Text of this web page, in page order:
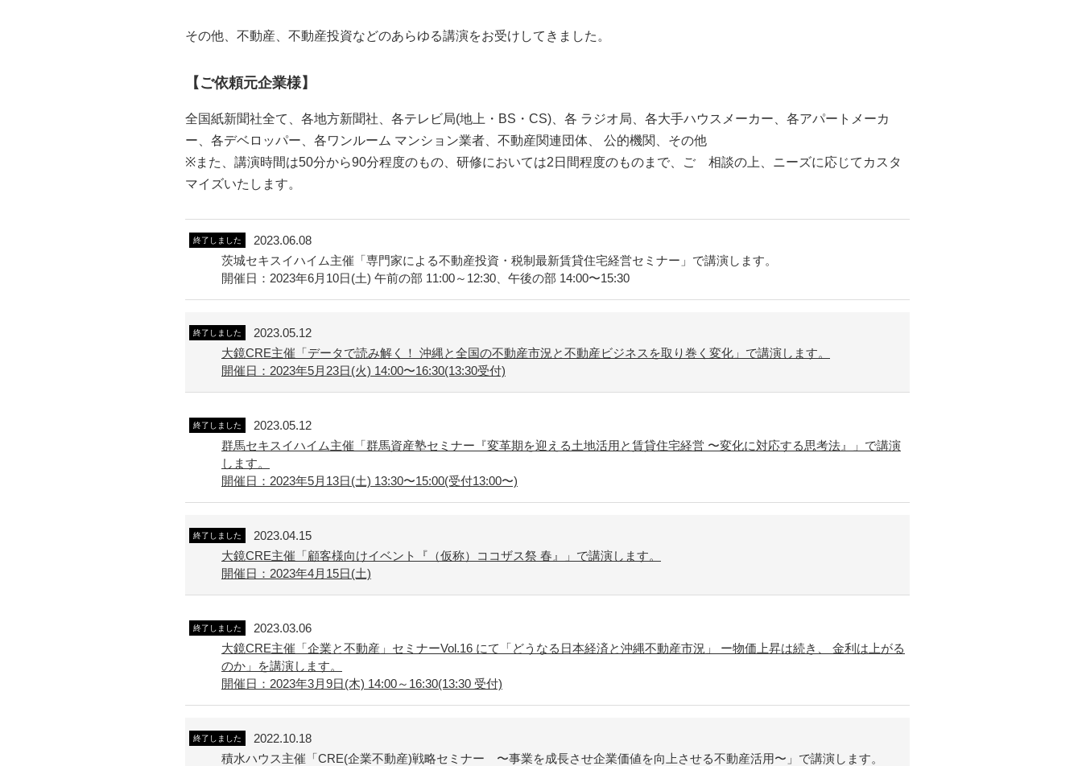
その他、不動産、不動産投資などのあらゆる講演をお受けしてきました。
【ご依頼元企業様】
全国紙新聞社全て、各地方新聞社、各テレビ局(地上・BS・CS)、各 ラジオ局、各大手ハウスメーカー、各アパートメーカ
ー、各デベロッパー、各ワンルーム マンション業者、不動産関連団体、 公的機関、その他
※また、講演時間は50分から90分程度のもの、研修においては2日間程度のものまで、ご゙相談の上、ニーズに応じてカスタ
マイズいたします。
終了しました
2023.06.08
茨城セキスイハイム主催「専門家による不動産投資・税制最新賃貸住宅経営セミナー」で講演します。
開催日：2023年6月10日(土) 午前の部 11:00～12:30、午後の部 14:00〜15:30
終了しました
2023.05.12
大鏡CRE主催「データで読み解く！ 沖縄と全国の不動産市況と不動産ビジネスを取り巻く変化」で講演します。
開催日：2023年5月23日(火) 14:00〜16:30(13:30受付)
終了しました
2023.05.12
群馬セキスイハイム主催「群馬資産塾セミナー『変革期を迎える土地活用と賃貸住宅経営 〜変化に対応する思考法』」で講演
します。
開催日：2023年5月13日(土) 13:30〜15:00(受付13:00〜)
終了しました
2023.04.15
大鏡CRE主催「顧客様向けイベント『（仮称）ココザス祭 春』」で講演します。
開催日：2023年4月15日(土)
終了しました
2023.03.06
大鏡CRE主催「企業と不動産」セミナーVol.16 にて「どうなる日本経済と沖縄不動産市況」 ー物価上昇は続き、 金利は上がる
のか」を講演します。
開催日：2023年3月9日(木) 14:00～16:30(13:30 受付)
終了しました
2022.10.18
積水ハウス主催「CRE(企業不動産)戦略セミナー 〜事業を成長させ企業価値を向上させる不動産活用〜」で講演します。